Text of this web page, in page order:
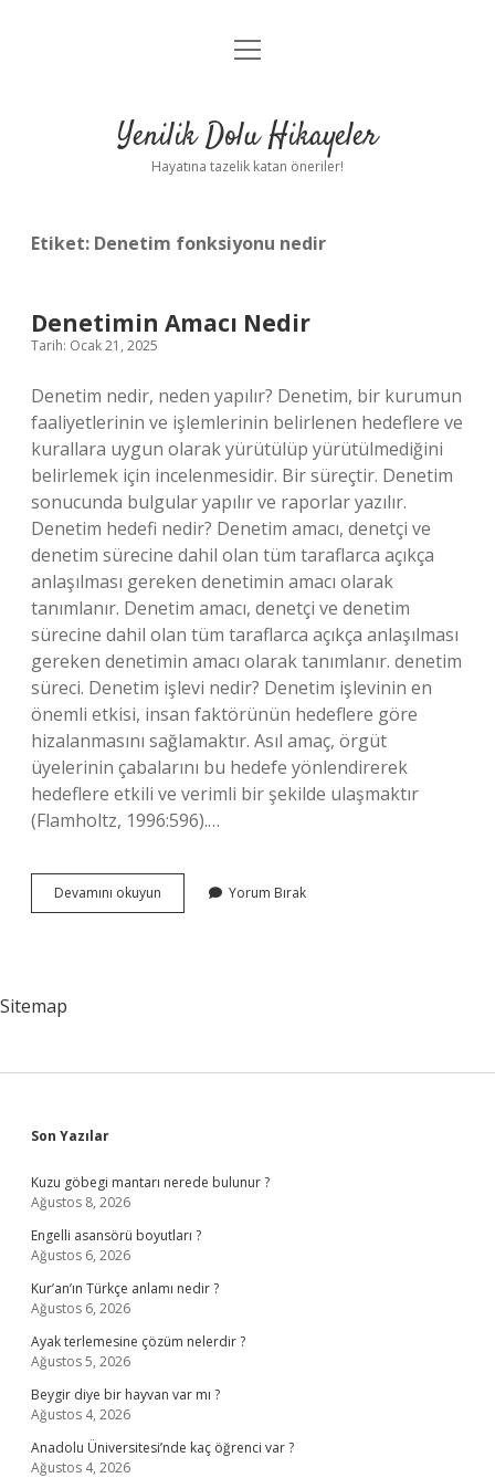
Anasayfa
Yasal Uyarı
menüyü
Yenilik Dolu Hikayeler
Hayatına tazelik katan öneriler!
Etiket: Denetim fonksiyonu nedir
Denetimin Amacı Nedir
Tarih: Ocak 21, 2025
Denetim nedir, neden yapılır? Denetim, bir kurumun
faaliyetlerinin ve işlemlerinin belirlenen hedeflere ve
kurallara uygun olarak yürütülüp yürütülmediğini
belirlemek için incelenmesidir. Bir süreçtir. Denetim
sonucunda bulgular yapılır ve raporlar yazılır.
Denetim hedefi nedir? Denetim amacı, denetçi ve
denetim sürecine dahil olan tüm taraflarca açıkça
anlaşılması gereken denetimin amacı olarak
tanımlanır. Denetim amacı, denetçi ve denetim
sürecine dahil olan tüm taraflarca açıkça anlaşılması
gereken denetimin amacı olarak tanımlanır. denetim
süreci. Denetim işlevi nedir? Denetim işlevinin en
önemli etkisi, insan faktörünün hedeflere göre
hizalanmasını sağlamaktır. Asıl amaç, örgüt
üyelerinin çabalarını bu hedefe yönlendirerek
hedeflere etkili ve verimli bir şekilde ulaşmaktır
(Flamholtz, 1996:596).…
Devamını okuyun Denetimin
Amacı
Yorum Bırak
Sitemap
Sidebar
Son Yazılar
Kuzu göbegi mantarı nerede bulunur ?
Ağustos 8, 2026
Engelli asansörü boyutları ?
Ağustos 6, 2026
Kur’an’ın Türkçe anlamı nedir ?
Ağustos 6, 2026
Ayak terlemesine çözüm nelerdir ?
Ağustos 5, 2026
Beygir diye bir hayvan var mı ?
Ağustos 4, 2026
Anadolu Üniversitesi’nde kaç öğrenci var ?
Ağustos 4, 2026